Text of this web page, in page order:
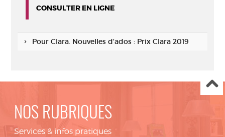
CONSULTER EN LIGNE
Pour Clara. Nouvelles d'ados : Prix Clara 2019
NOS RUBRIQUES
Services & infos pratiques